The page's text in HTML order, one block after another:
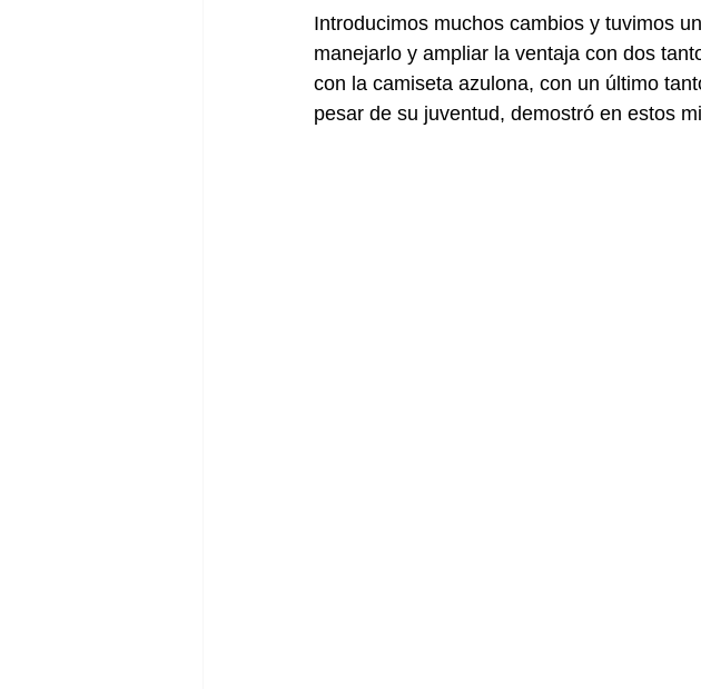
Introducimos muchos cambios y tuvimos
manejarlo y ampliar la ventaja con dos
con la camiseta azulona, con un último
pesar de su juventud, demostró en estos